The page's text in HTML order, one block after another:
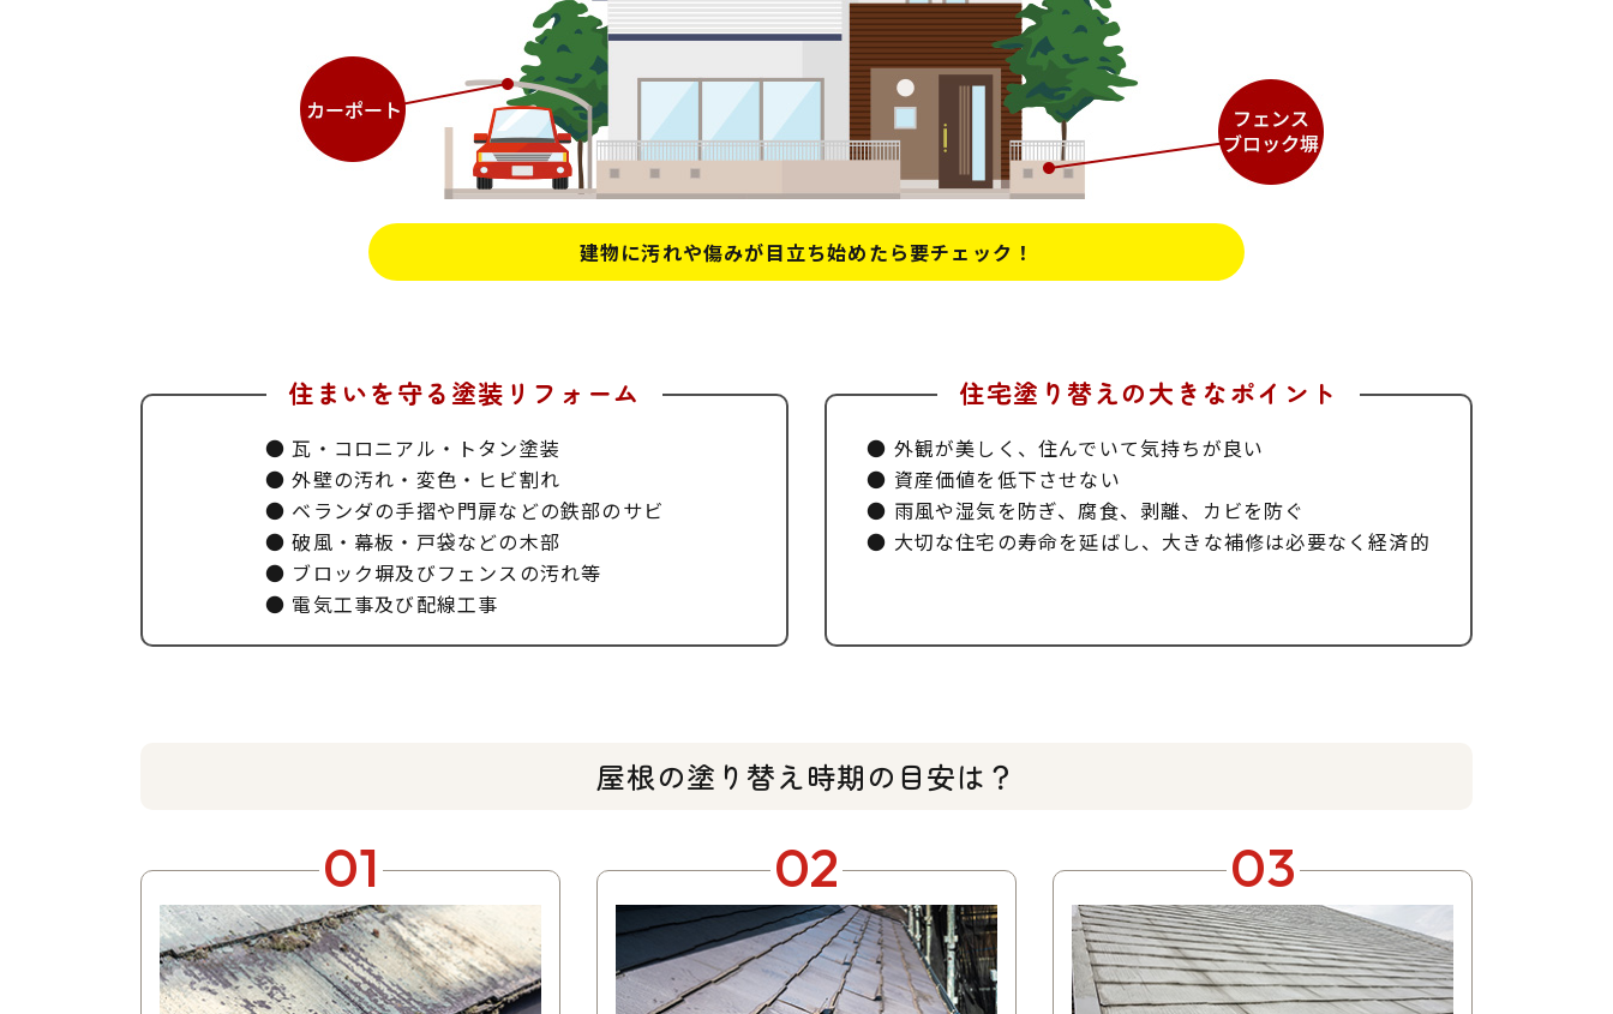
建物に汚れや傷みが目立ち始めたら​​​​​​​要チェック！
住まいを守る塗装リフォーム
瓦・コロニアル・トタン塗装
外壁の汚れ・変色・ヒビ割れ
ベランダの手摺や門扉などの鉄部のサビ
破風・幕板・戸袋などの木部
ブロック塀及びフェンスの汚れ等
電気工事及び配線工事
住宅塗り替えの大きなポイント
外観が美しく、住んでいて気持ちが良い
資産価値を低下させない
雨風や湿気を防ぎ、腐食、剥離、カビを防ぐ
大切な住宅の寿命を延ばし、大きな補修は必要なく経済的
屋根の塗り替え時期の目安は？
01 02 03